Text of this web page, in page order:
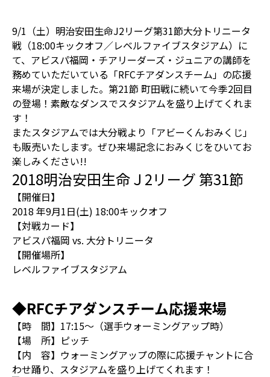
9/1（土）明治安田生命J2リーグ第31節大分トリニータ
戦（18:00キックオフ／レベルファイブスタジアム）に
て、アビスパ福岡・チアリーダーズ・ジュニアの講師を
務めていただいている「RFCチアダンスチーム」の応援
来場が決定しました。第21節 町田戦に続いて今季2回目
の登場！素敵なダンスでスタジアムを盛り上げてくれま
す！
またスタジアムでは大分戦より「アビーくんおみくじ」
も販売いたします。ぜひ来場記念におみくじをひいてお
楽しみください!!
2018明治安田生命Ｊ2リーグ 第31節
【開催日】
2018 年9月1日(土) 18:00キックオフ
【対戦カード】
アビスパ福岡 vs. 大分トリニータ
【開催場所】
レベルファイブスタジアム
◆RFCチアダンスチーム応援来場
【時 間】17:15～（選手ウォーミングアップ時）
【場 所】ピッチ
【内 容】ウォーミングアップの際に応援チャントに合
わせ踊り、スタジアムを盛り上げてくれます！